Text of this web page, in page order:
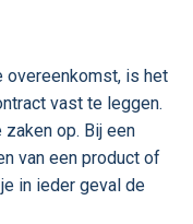
overeenkomst, is het
vast te leggen.
op. Bij een
van een product of
in ieder geval de